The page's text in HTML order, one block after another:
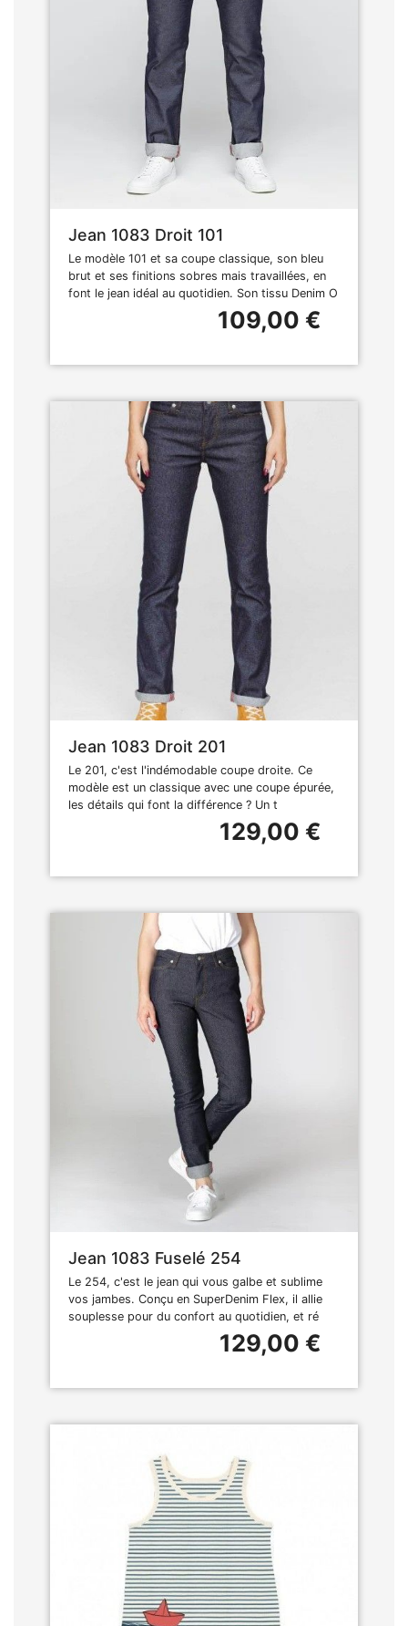
Jean 1083 Droit 101
Le modèle 101 et sa coupe classique, son bleu
brut et ses finitions sobres mais travaillées, en
font le jean idéal au quotidien. Son tissu Denim O
109,00 €
Jean 1083 Droit 201
Le 201, c'est l'indémodable coupe droite. Ce
modèle est un classique avec une coupe épurée,
les détails qui font la différence ? Un t
129,00 €
Jean 1083 Fuselé 254
Le 254, c'est le jean qui vous galbe et sublime
vos jambes. Conçu en SuperDenim Flex, il allie
souplesse pour du confort au quotidien, et ré
129,00 €